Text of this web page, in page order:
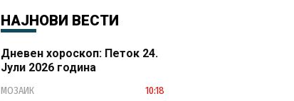
НАЈНОВИ ВЕСТИ
Дневен хороскоп: Петок 24.
Јули 2026 година
МОЗАИК 10:18